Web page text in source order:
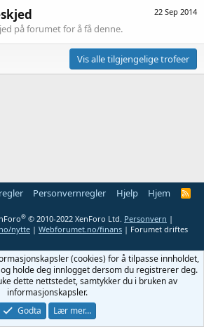
22 Sep 2014
på forumet for å få denne.
Vis alle tilgjengelige trofeer
Personvernregler Hjelp Hjem
R
® © 2010-2022 XenForo Ltd. Personvern |
nytte | Webforumet.no/finans | Forumet driftes
(cookies) for å tilpasse innholdet,
holde deg innlogget dersom du registrerer deg.
dette nettstedet, samtykker du i bruken av
informasjonskapsler.
Godta
Lær mer…